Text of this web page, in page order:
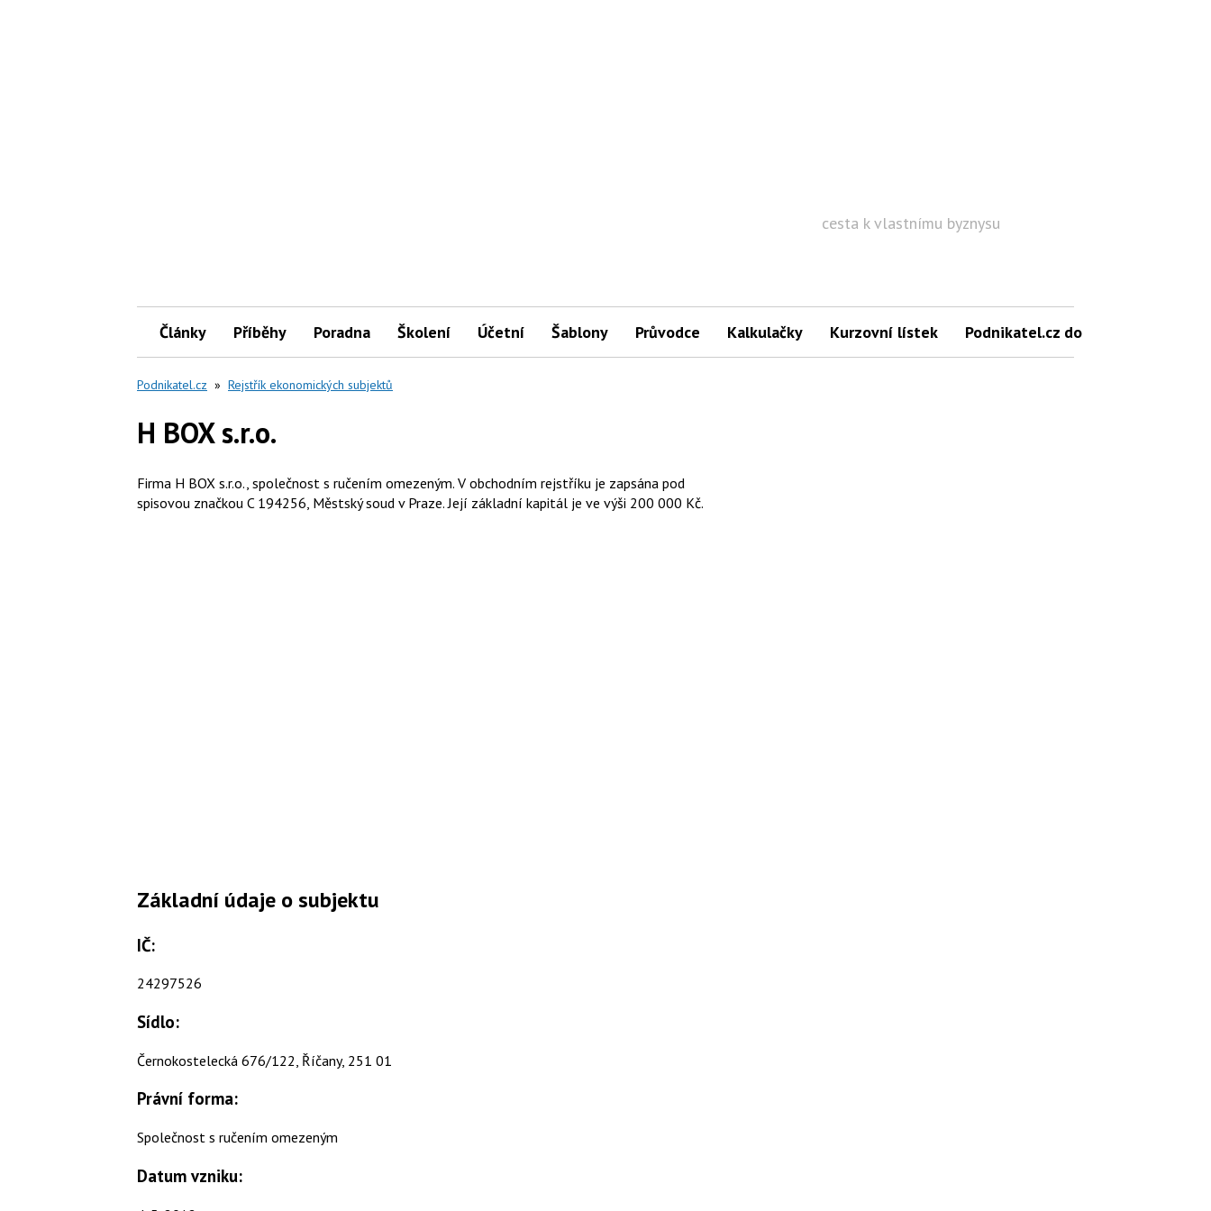
cesta k vlastnímu byznysu
Články Příběhy Poradna Školení Účetní Šablony Průvodce Kalkulačky Kurzovní lístek Podnikatel.cz do mailu
Podnikatel.cz » Rejstřík ekonomických subjektů
H BOX s.r.o.
Firma H BOX s.r.o., společnost s ručením omezeným. V obchodním rejstříku je zapsána pod
spisovou značkou C 194256, Městský soud v Praze. Její základní kapitál je ve výši 200 000 Kč.
Základní údaje o subjektu
IČ:
24297526
Sídlo:
Černokostelecká 676/122, Říčany, 251 01
Právní forma:
Společnost s ručením omezeným
Datum vzniku: